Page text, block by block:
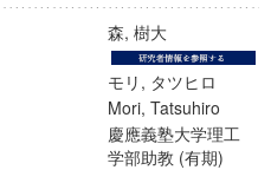
森, 樹大
モリ, タツヒロ
Mori, Tatsuhiro
慶應義塾大学理工
学部助教 (有期)